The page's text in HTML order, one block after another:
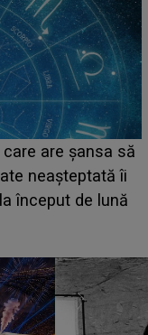
sunt artiștii
au loc cele mai